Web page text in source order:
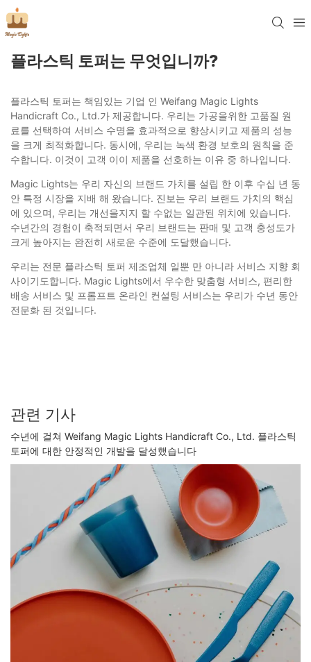
플라스틱 토퍼는 무엇입니까?
플라스틱 토퍼는 책임있는 기업 인 Weifang Magic Lights
Handicraft Co., Ltd.가 제공합니다. 우리는 가공을위한 고품질 원
료를 선택하여 서비스 수명을 효과적으로 향상시키고 제품의 성능
을 크게 최적화합니다. 동시에, 우리는 녹색 환경 보호의 원칙을 준
수합니다. 이것이 고객 이이 제품을 선호하는 이유 중 하나입니다.
Magic Lights는 우리 자신의 브랜드 가치를 설립 한 이후 수십 년 동
안 특정 시장을 지배 해 왔습니다. 진보는 우리 브랜드 가치의 핵심
에 있으며, 우리는 개선을지지 할 수없는 일관된 위치에 있습니다.
수년간의 경험이 축적되면서 우리 브랜드는 판매 및 고객 충성도가
크게 높아지는 완전히 새로운 수준에 도달했습니다.
우리는 전문 플라스틱 토퍼 제조업체 일뿐 만 아니라 서비스 지향 회
사이기도합니다. Magic Lights에서 우수한 맞춤형 서비스, 편리한
배송 서비스 및 프롬프트 온라인 컨설팅 서비스는 우리가 수년 동안
전문화 된 것입니다.
관련 기사
수년에 걸쳐 Weifang Magic Lights Handicraft Co., Ltd. 플라스틱
토퍼에 대한 안정적인 개발을 달성했습니다